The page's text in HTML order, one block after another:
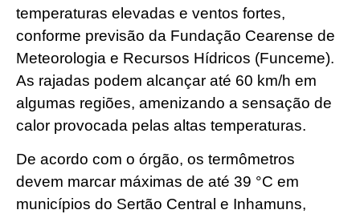
temperaturas elevadas e ventos fortes,
conforme previsão da Fundação Cearense de
Meteorologia e Recursos Hídricos (Funceme).
As rajadas podem alcançar até 60 km/h em
algumas regiões, amenizando a sensação de
calor provocada pelas altas temperaturas.
De acordo com o órgão, os termômetros
devem marcar máximas de até 39 °C em
municípios do Sertão Central e Inhamuns,